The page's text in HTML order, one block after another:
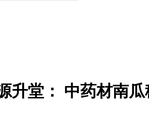
升堂： 中药材南